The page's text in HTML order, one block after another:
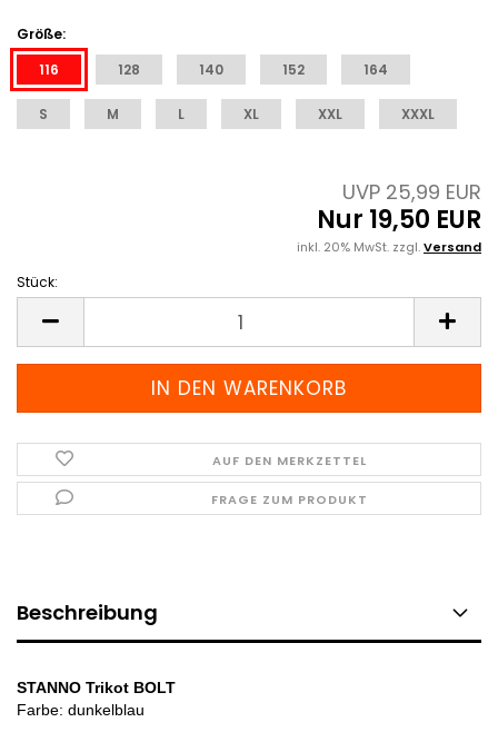
Größe:
116
128 140 152 164
S M L XL XXL XXXL
UVP 25,99 EUR
Nur 19,50 EUR
inkl. 20% MwSt. zzgl.Versand
Stück:
AUF DEN MERKZETTEL
FRAGE ZUM PRODUKT
Beschreibung
STANNO Trikot BOLT
Farbe: dunkelblau